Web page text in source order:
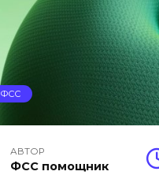
ФСС
АВТОР
ФСС помощник